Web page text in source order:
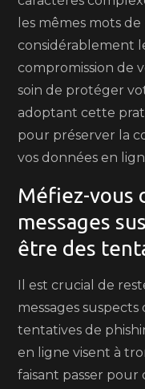
les mêmes mots
considérablement
compromission de
soin de protéger
adoptant cette
pour préserver la
vos données en
Méfiez-vous
messages
être des
Il est crucial de
messages
tentatives de
en ligne visent à
faisant passer pour